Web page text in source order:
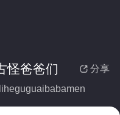
 分享
怪爸爸们